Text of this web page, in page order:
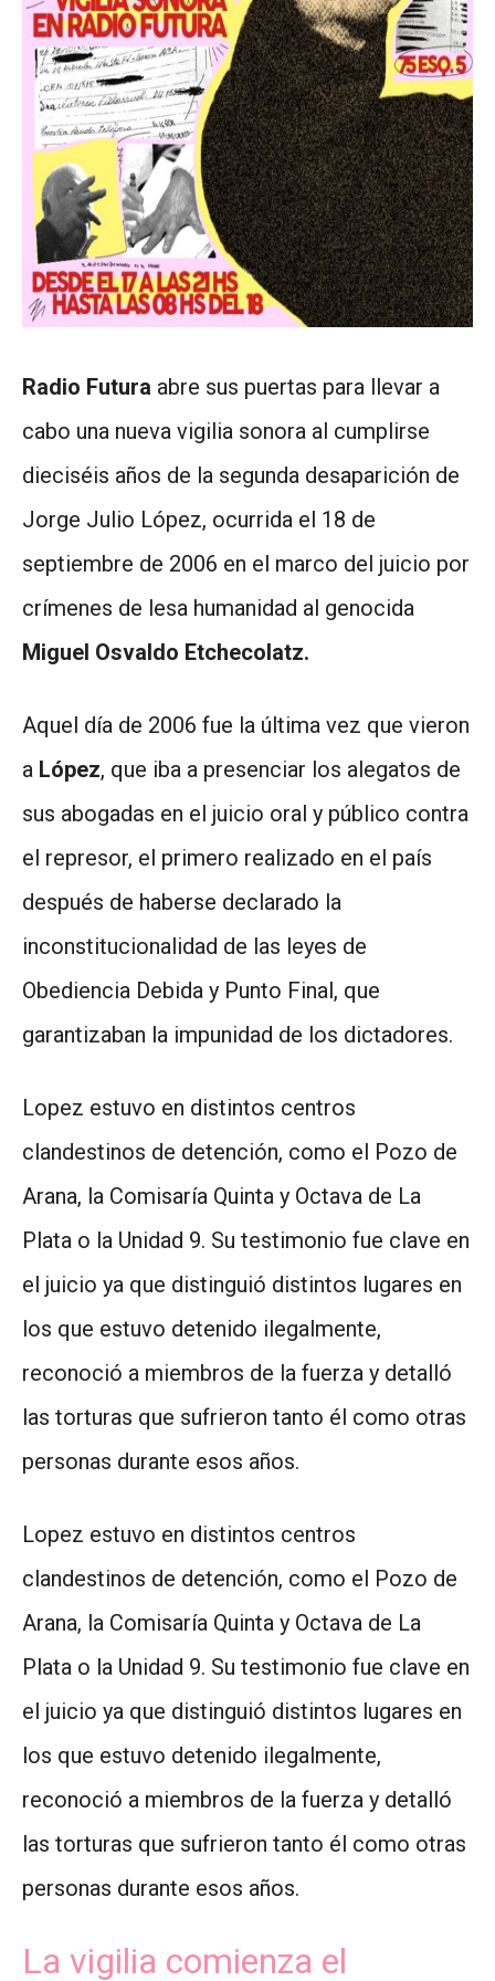
Radio Futura abre sus puertas para llevar a
cabo una nueva vigilia sonora al cumplirse
dieciséis años de la segunda desaparición de
Jorge Julio López, ocurrida el 18 de
septiembre de 2006 en el marco del juicio por
crímenes de lesa humanidad al genocida
Miguel Osvaldo Etchecolatz.
Aquel día de 2006 fue la última vez que vieron
a López, que iba a presenciar los alegatos de
sus abogadas en el juicio oral y público contra
el represor, el primero realizado en el país
después de haberse declarado la
inconstitucionalidad de las leyes de
Obediencia Debida y Punto Final, que
garantizaban la impunidad de los dictadores.
Lopez estuvo en distintos centros
clandestinos de detención, como el Pozo de
Arana, la Comisaría Quinta y Octava de La
Plata o la Unidad 9. Su testimonio fue clave en
el juicio ya que distinguió distintos lugares en
los que estuvo detenido ilegalmente,
reconoció a miembros de la fuerza y detalló
las torturas que sufrieron tanto él como otras
personas durante esos años.
Lopez estuvo en distintos centros
clandestinos de detención, como el Pozo de
Arana, la Comisaría Quinta y Octava de La
Plata o la Unidad 9. Su testimonio fue clave en
el juicio ya que distinguió distintos lugares en
los que estuvo detenido ilegalmente,
reconoció a miembros de la fuerza y detalló
las torturas que sufrieron tanto él como otras
personas durante esos años.
La vigilia comienza el